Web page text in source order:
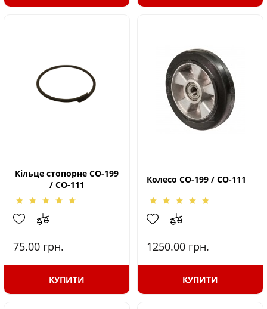
Кільце стопорне СО-199
/ СО-111
75.00 грн.
КУПИТИ
Колесо СО-199 / СО-111
1250.00 грн.
КУПИТИ